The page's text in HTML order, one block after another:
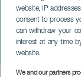
website, IP
consent to process
can withdraw your
interest at any time
website.
We and our partners
TENERIFE